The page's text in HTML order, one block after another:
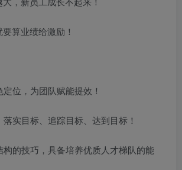
算业绩给激励！
位，为团队赋能提效！
实目标、追踪目标、达到目标！
构的技巧，具备培养优质人才梯队的能